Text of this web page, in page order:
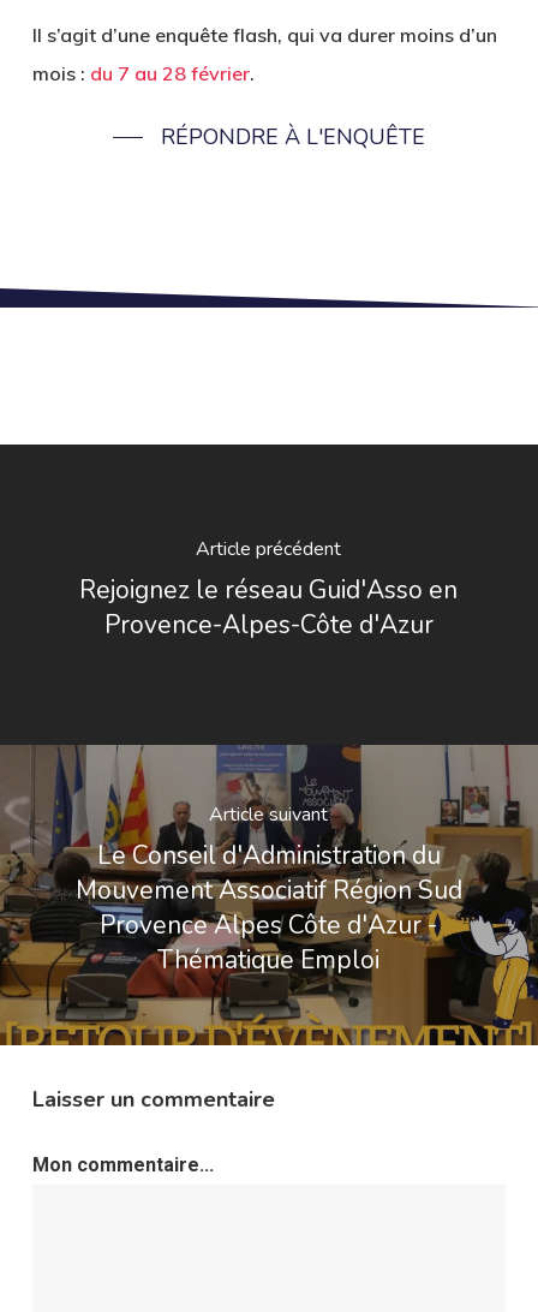
Il s’agit d’une enquête flash, qui va durer moins d’un
mois : du 7 au 28 février.
RÉPONDRE À L'ENQUÊTE
Article précédent
Rejoignez le réseau Guid'Asso en
Provence-Alpes-Côte d'Azur
Article suivant
Le Conseil d'Administration du
Mouvement Associatif Région Sud
Provence Alpes Côte d'Azur -
Thématique Emploi
Laisser un commentaire
Mon commentaire...